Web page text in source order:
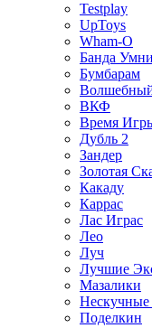
Testplay
UpToys
Wham-O
Банда
Бумбарам
ВКФ
Время
Дубль 2
Зандер
Золотая
Какаду
Каррас
Лас Играс
Лео
Луч
Лучшие
Мазалики
Поделкин